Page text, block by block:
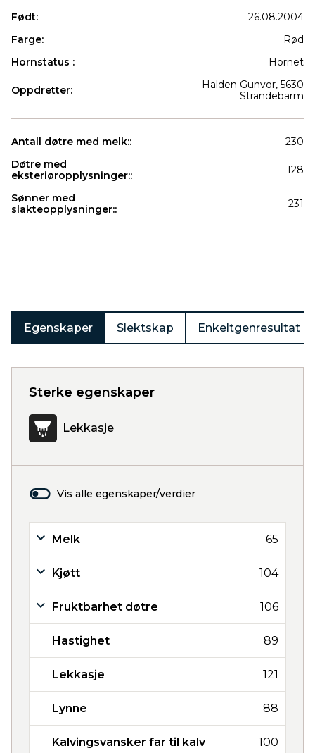
Født:
26.08.2004
Farge:
Rød
Hornstatus :
Hornet
Oppdretter:
Halden Gunvor, 5630
Strandebarm
Antall døtre med melk::
230
Døtre med
eksteriøropplysninger::
128
Sønner med
slakteopplysninger::
231
Egenskaper Slektskap Enkeltgenresultat
Sterke egenskaper
Lekkasje
Vis alle egenskaper/verdier
Melk 65
Kjøtt 104
Fruktbarhet døtre 106
Hastighet 89
Lekkasje 121
Lynne 88
Kalvingsvansker far til kalv 100